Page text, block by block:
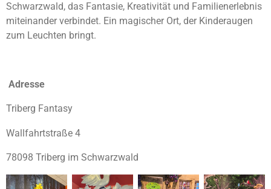
Schwarzwald, das Fantasie, Kreativität und Familienerlebnis
miteinander verbindet. Ein magischer Ort, der Kinderaugen
zum Leuchten bringt.
Adresse
Triberg Fantasy
Wallfahrtstraße 4
78098 Triberg im Schwarzwald